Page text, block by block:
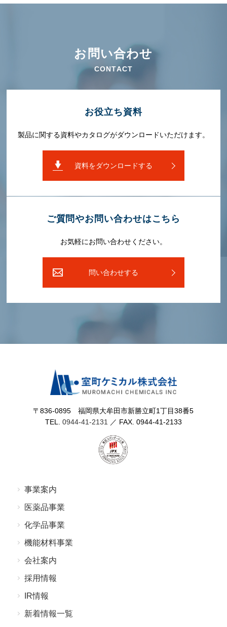
お問い合わせ
CONTACT
お役⽴ち資料
製品に関する資料やカタログがダウンロードいただけます。
資料をダウンロードする
ご質問やお問い合わせはこちら
お気軽にお問い合わせください。
問い合わせする
〒836-0895 福岡県⼤牟⽥市新勝⽴町1丁⽬38番5
TEL. 0944-41-2131 ／ FAX. 0944-41-2133
事業案内
医薬品事業
化学品事業
機能材料事業
会社案内
採⽤情報
IR情報
新着情報⼀覧